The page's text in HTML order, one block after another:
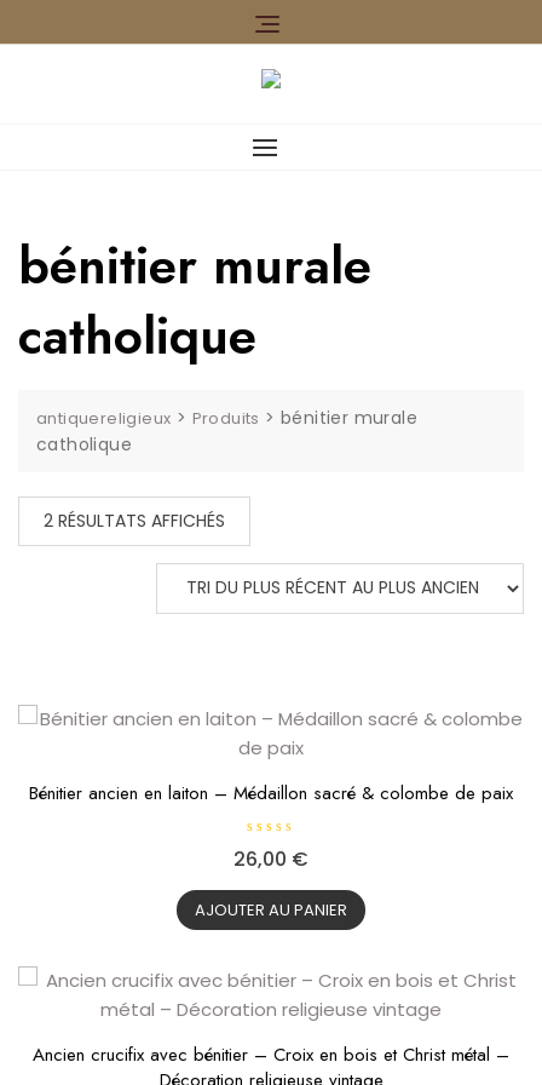
to
bénitier murale
catholique
antiquereligieux > Produits >bénitier murale
catholique
2 RÉSULTATS AFFICHÉS
DU
PLUS
RÉCENT
Bénitier ancien en laiton – Médaillon sacré & colombe de paix
N
o
e
0
s
u
26,00 €
AJOUTER AU PANIER
Ancien crucifix avec bénitier – Croix en bois et Christ métal –